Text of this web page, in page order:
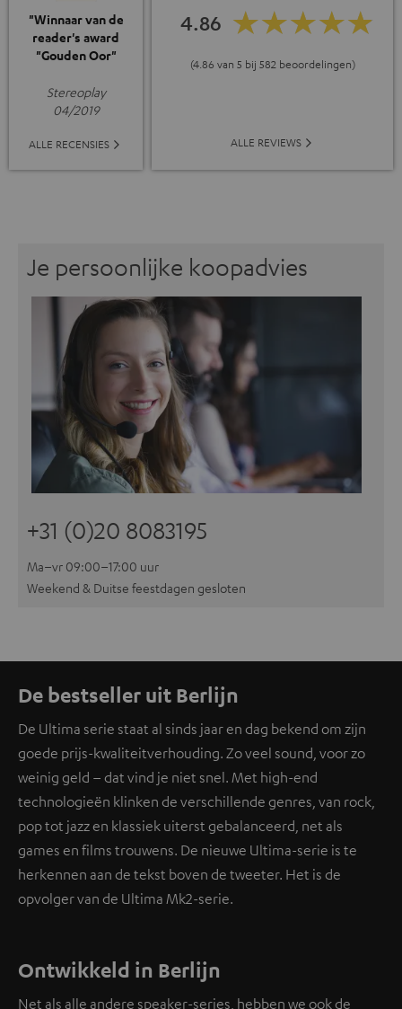
"Winnaar van de
reader's award
"Gouden Oor"
Stereoplay
04/2019
ALLE RECENSIES
4.86
(4.86 van 5 bij 582 beoordelingen)
ALLE REVIEWS
Je persoonlijke koopadvies
+31 (0)20 8083195
Ma–vr 09:00–17:00 uur
Weekend & Duitse feestdagen gesloten
De bestseller uit Berlijn
De Ultima serie staat al sinds jaar en dag bekend om zijn
goede prijs-kwaliteitverhouding. Zo veel sound, voor zo
weinig geld – dat vind je niet snel. Met high-end
technologieën klinken de verschillende genres, van rock,
pop tot jazz en klassiek uiterst gebalanceerd, net als
games en films trouwens. De nieuwe Ultima-serie is te
herkennen aan de tekst boven de tweeter. Het is de
opvolger van de Ultima Mk2-serie.
Ontwikkeld in Berlijn
Net als alle andere speaker-series, hebben we ook de